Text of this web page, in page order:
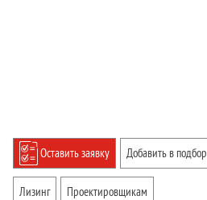
Оставить заявку Добавить в подбор
Лизинг Проектировщикам